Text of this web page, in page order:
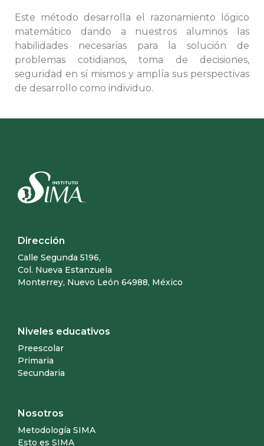
Este método desarrolla el razonamiento lógico
matemático dando a nuestros alumnos las
habilidades necesarias para la solución de
problemas cotidianos, toma de decisiones,
seguridad en sí mismos y amplía sus perspectivas
de desarrollo como individuo.
Dirección
Calle Segunda 5196,
Col. Nueva Estanzuela
Monterrey, Nuevo León 64988, México
Niveles educativos
Preescolar
Primaria
Secundaria
Nosotros
Metodología SIMA
Esto es SIMA